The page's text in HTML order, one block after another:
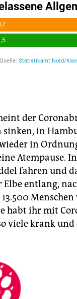
der
sinken, in
in
Atempause.
fahren und
entlang,
habt ihr mit
viele krank und